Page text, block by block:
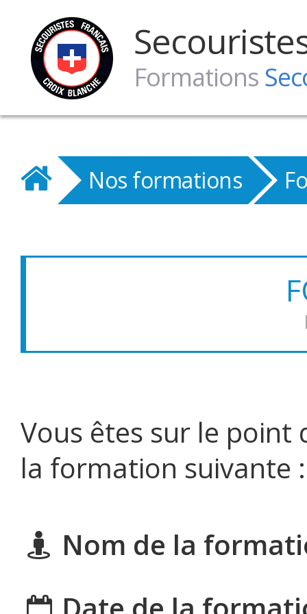
Formations
Nos formations
Vous êtes sur le
la formation suivante :
Nom de la